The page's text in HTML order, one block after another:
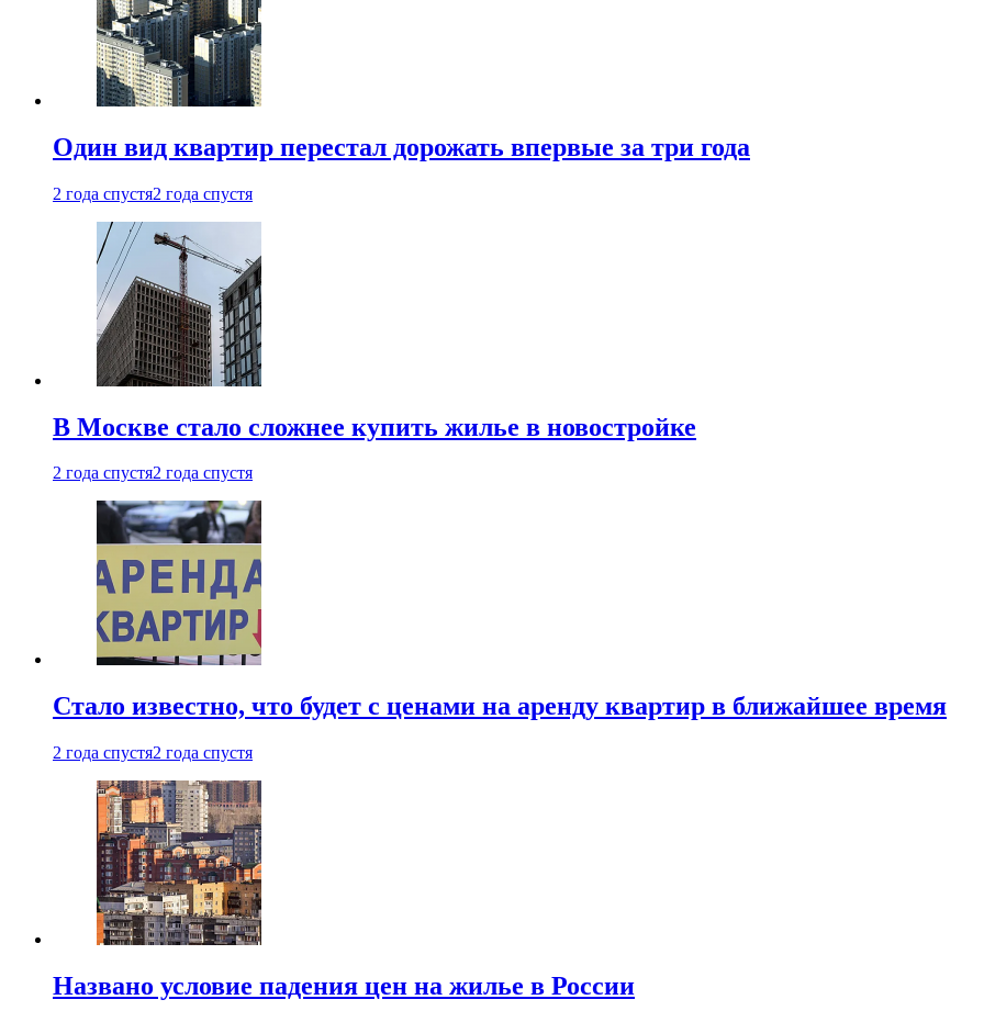
Один вид квартир перестал дорожать впервые за три года
2 года спустя2 года спустя
В Москве стало сложнее купить жилье в новостройке
2 года спустя2 года спустя
Стало известно, что будет с ценами на аренду квартир в ближайшее время
2 года спустя2 года спустя
Названо условие падения цен на жилье в России